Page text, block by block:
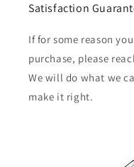
Satisfaction
If for some reason
purchase, please
We will do what we
make it right.